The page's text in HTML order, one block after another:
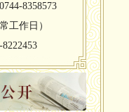
8358573
工作日）